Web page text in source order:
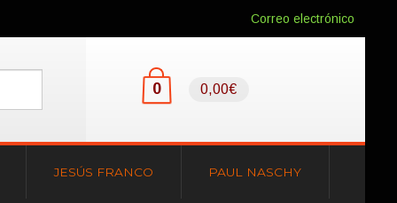
Correo electrónico
0 0,00€
JESÚS FRANCO PAUL NASCHY